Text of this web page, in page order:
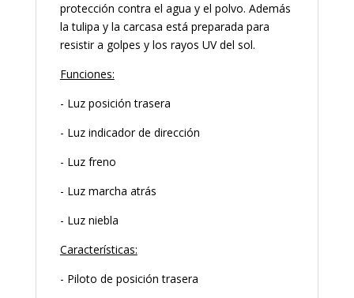
protección contra el agua y el polvo. Además
la tulipa y la carcasa está preparada para
resistir a golpes y los rayos UV del sol.
Funciones:
- Luz posición trasera
- Luz indicador de dirección
- Luz freno
- Luz marcha atrás
- Luz niebla
Características:
- Piloto de posición trasera